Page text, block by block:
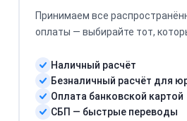
Принимаем все
оплаты — выбирайте тот,
Наличный расчёт
Безналичный расчёт для
Оплата банковской картой
СБП — быстрые переводы